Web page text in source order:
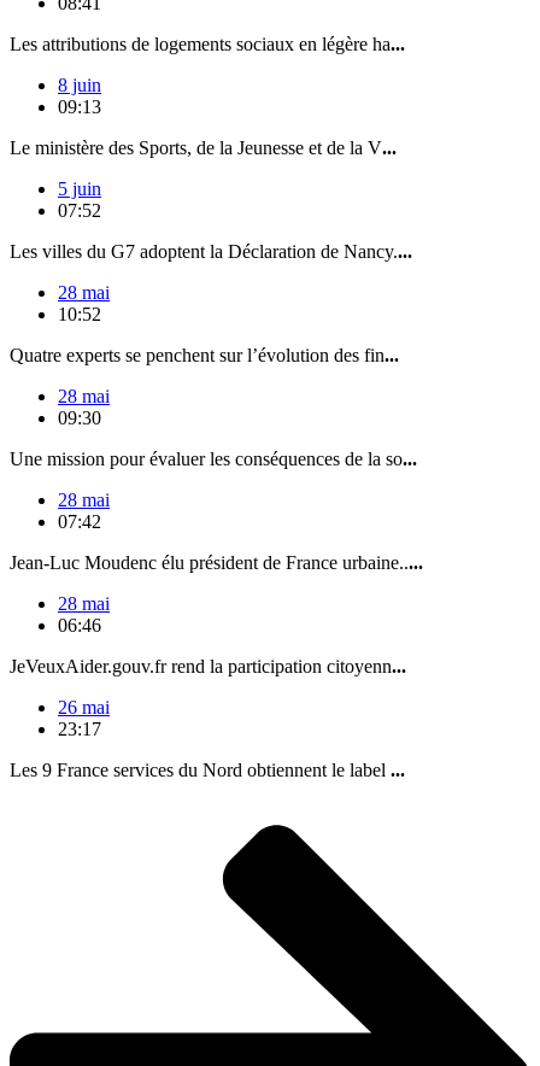
Les attributions de logements sociaux en légère ha...
8 juin
09:13
Le ministère des Sports, de la Jeunesse et de la V...
5 juin
07:52
Les villes du G7 adoptent la Déclaration de Nancy....
28 mai
10:52
Quatre experts se penchent sur l’évolution des fin...
28 mai
09:30
Une mission pour évaluer les conséquences de la so...
28 mai
07:42
Jean-Luc Moudenc élu président de France urbaine.....
28 mai
06:46
JeVeuxAider.gouv.fr rend la participation citoyenn...
26 mai
23:17
Les 9 France services du Nord obtiennent le label ...